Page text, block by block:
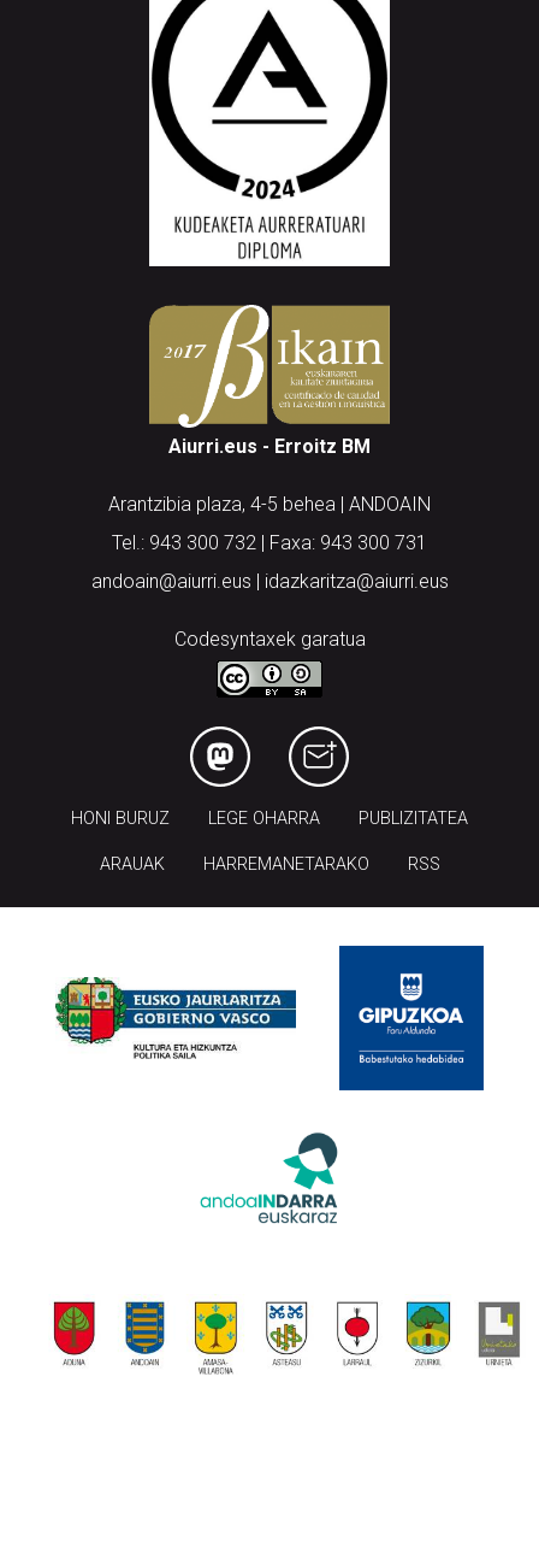
Aiurri.eus - Erroitz BM
Arantzibia plaza, 4-5 behea | ANDOAIN
Tel.: 943 300 732 | Faxa: 943 300 731
andoain@aiurri.eus | idazkaritza@aiurri.eus
Codesyntaxek garatua
HONI BURUZ LEGE OHARRA PUBLIZITATEA
ARAUAK HARREMANETARAKO RSS